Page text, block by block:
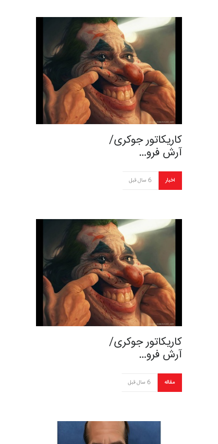
کاریکاتور جوکری/
آرش فرو…
اخبار 6 سال قبل
کاریکاتور جوکری/
آرش فرو…
مقاله 6 سال قبل